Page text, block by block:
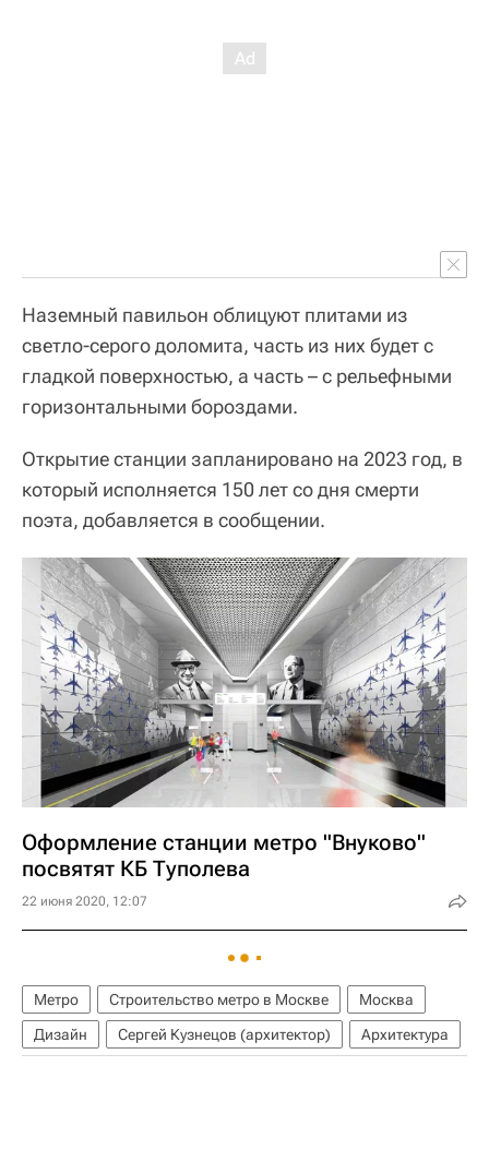
Наземный павильон облицуют плитами из
светло-серого доломита, часть из них будет с
гладкой поверхностью, а часть – с рельефными
горизонтальными бороздами.
Открытие станции запланировано на 2023 год, в
который исполняется 150 лет со дня смерти
поэта, добавляется в сообщении.
Оформление станции метро "Внуково"
посвятят КБ Туполева
22 июня 2020, 12:07
Метро Строительство метро в Москве
Москва
Дизайн
Сергей Кузнецов (архитектор) Архитектура